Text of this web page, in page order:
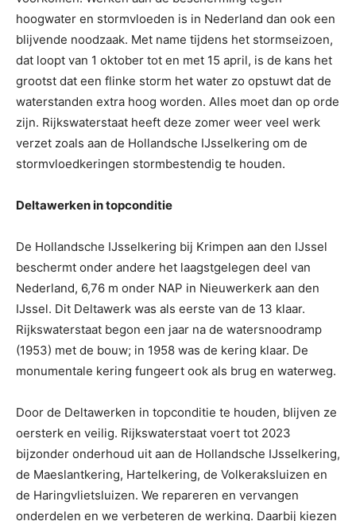
hoogwater en stormvloeden is in Nederland dan ook een
blijvende noodzaak. Met name tijdens het stormseizoen,
dat loopt van 1 oktober tot en met 15 april, is de kans het
grootst dat een flinke storm het water zo opstuwt dat de
waterstanden extra hoog worden. Alles moet dan op orde
zijn. Rijkswaterstaat heeft deze zomer weer veel werk
verzet zoals aan de Hollandsche IJsselkering om de
stormvloedkeringen stormbestendig te houden.
Deltawerken in topconditie
De Hollandsche IJsselkering bij Krimpen aan den IJssel
beschermt onder andere het laagstgelegen deel van
Nederland, 6,76 m onder NAP in Nieuwerkerk aan den
IJssel. Dit Deltawerk was als eerste van de 13 klaar.
Rijkswaterstaat begon een jaar na de watersnoodramp
(1953) met de bouw; in 1958 was de kering klaar. De
monumentale kering fungeert ook als brug en waterweg.
Door de Deltawerken in topconditie te houden, blijven ze
oersterk en veilig. Rijkswaterstaat voert tot 2023
bijzonder onderhoud uit aan de Hollandsche IJsselkering,
de Maeslantkering, Hartelkering, de Volkeraksluizen en
de Haringvlietsluizen. We repareren en vervangen
onderdelen en we verbeteren de werking. Daarbij kiezen